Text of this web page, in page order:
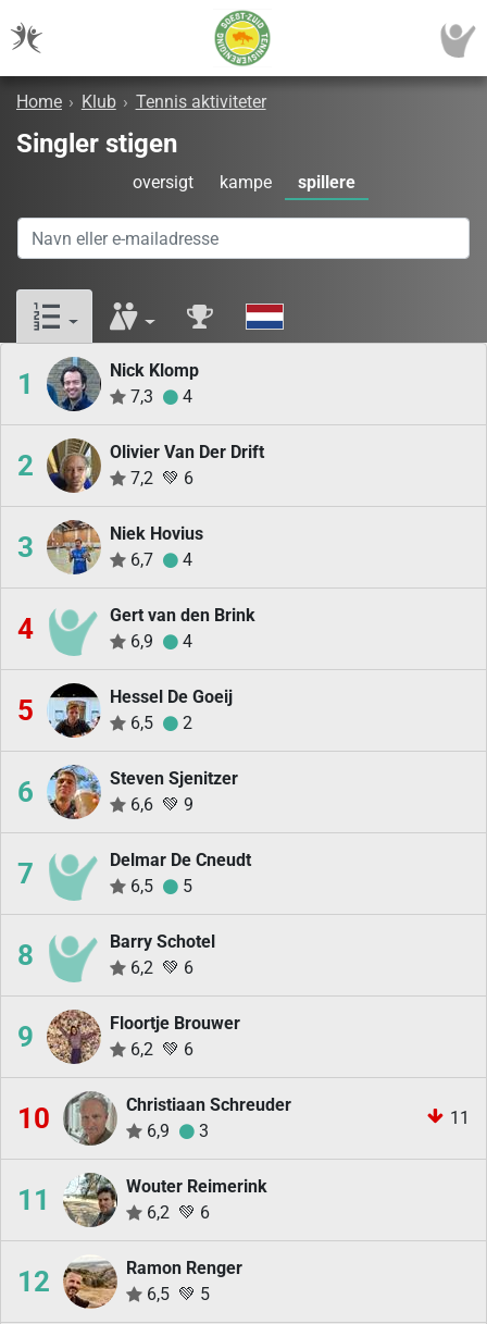
Home › Klub › Tennis aktiviteter
Singler stigen
oversigt kampe spillere
1
Nick Klomp
7,3
4
2
Olivier Van Der Drift
7,2 💚 6
3
Niek Hovius
6,7
4
4
Gert van den Brink
6,9
4
5
Hessel De Goeij
6,5
2
6
Steven Sjenitzer
6,6 💚 9
7
Delmar De Cneudt
6,5
5
8
Barry Schotel
6,2 💚 6
9
Floortje Brouwer
6,2 💚 6
10
Christiaan Schreuder
6,9
3
11
11
Wouter Reimerink
6,2 💚 6
12
Ramon Renger
6,5 💚 5